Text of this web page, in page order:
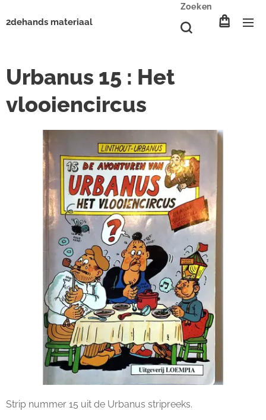
2dehands materiaal
Zoeken
Urbanus 15 : Het
vlooiencircus
Strip nummer 15 uit de Urbanus stripreeks.